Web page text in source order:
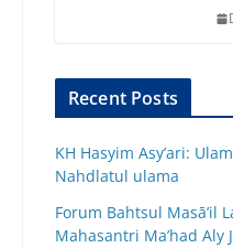
Recent Posts
KH Hasyim Asy’ari:
Nahdlatul ulama
Forum Bahtsul Masā’il
Mahasantri Ma’had Aly